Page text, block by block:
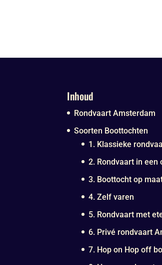
Inhoud
Rondvaart Amsterdam
Soorten Boottochten
1. Klassieke
2. Rondvaart in een
3. Boottocht op
4. Zelf varen
5. Rondvaart met
6. Privé rondvaart
7. Hop on Hop off